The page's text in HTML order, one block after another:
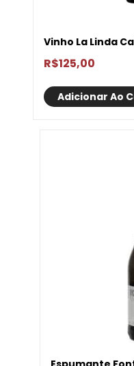
Vinho La Linda
R$125,00
Adicionar Ao